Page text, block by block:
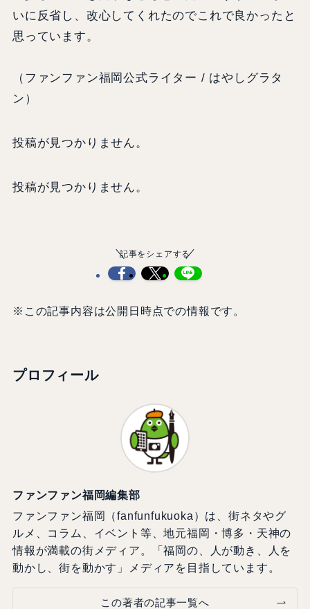
いに反省し、改心してくれたのでこれで良かったと
思っています。
（ファンファン福岡公式ライター / はやしグラタ
ン）
投稿が見つかりません。
投稿が見つかりません。
記事をシェアする
※この記事内容は公開日時点での情報です。
プロフィール
ファンファン福岡編集部
ファンファン福岡（fanfunfukuoka）は、街ネタやグ
ルメ、コラム、イベント等、地元福岡・博多・天神の
情報が満載の街メディア。「福岡の、人が動き、人を
動かし、街を動かす」メディアを目指しています。
この著者の記事一覧へ